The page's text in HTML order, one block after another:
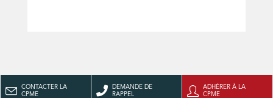
CONTACTER LA
CPME
DEMANDE DE
RAPPEL
ADHÉRER À LA
CPME